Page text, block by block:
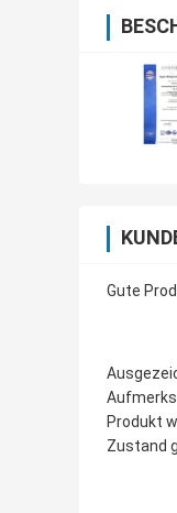
Gute
Produkt
Zustand